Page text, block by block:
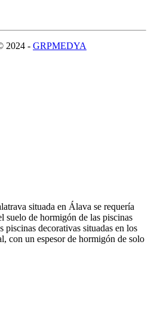
2024 - GRPMEDYA
situada en Álava se requería
suelo de hormigón de las piscinas
piscinas decorativas situadas en los
con un espesor de hormigón de solo